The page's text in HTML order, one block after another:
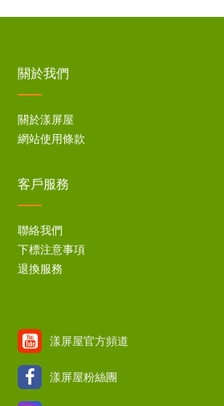
關於我們
關於漾屏屋
網站使用條款
客戶服務
聯絡我們
下標注意事項
退換服務
漾屏屋官方頻道
漾屏屋粉絲團